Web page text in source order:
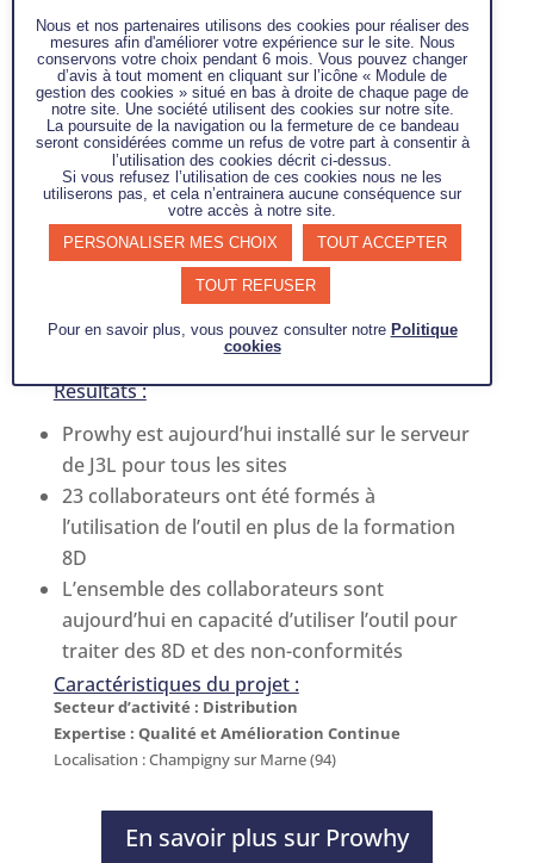
Mission :
Déploiement de l’outil Prowhy sur les sites qui composent le
groupe J3L
Objectifs :
Accompagner le site à la mise en place de cet
outil en fonction de leurs besoins
(personnalisation de l’outil)
Former les collaborateurs à l’utilisation de
Résultats :
Prowhy est aujourd’hui installé sur le serveur
de J3L pour tous les sites
23 collaborateurs ont été formés à
l’utilisation de l’outil en plus de la formation
8D
L’ensemble des collaborateurs sont
aujourd’hui en capacité d’utiliser l’outil pour
traiter des 8D et des non-conformités
Caractéristiques du projet :
Secteur d’activité : Distribution
Expertise : Qualité et Amélioration Continue
Localisation : Champigny sur Marne (94)
En savoir plus sur Prowhy
Nous et nos partenaires utilisons des cookies pour réaliser des
mesures afin d'améliorer votre expérience sur le site. Nous
conservons votre choix pendant 6 mois. Vous pouvez changer
d’avis à tout moment en cliquant sur l’icône « Module de
gestion des cookies » situé en bas à droite de chaque page de
notre site. Une société utilisent des cookies sur notre site.
La poursuite de la navigation ou la fermeture de ce bandeau
seront considérées comme un refus de votre part à consentir à
l’utilisation des cookies décrit ci-dessus.
Si vous refusez l’utilisation de ces cookies nous ne les
utiliserons pas, et cela n’entrainera aucune conséquence sur
votre accès à notre site.
PERSONALISER MES CHOIX
TOUT ACCEPTER
TOUT REFUSER
Pour en savoir plus, vous pouvez consulter notre Politique
cookies